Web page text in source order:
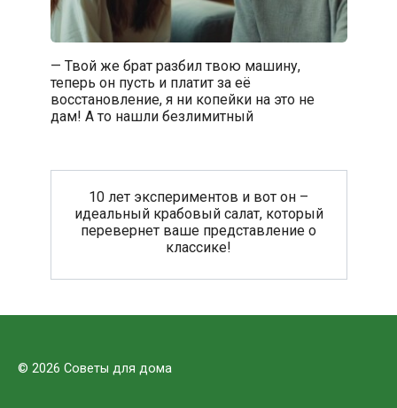
— Твой же брат разбил твою машину,
теперь он пусть и платит за её
восстановление, я ни копейки на это не
дам! А то нашли безлимитный
10 лет экспериментов и вот он –
идеальный крабовый салат, который
перевернет ваше представление о
классике!
© 2026 Советы для дома